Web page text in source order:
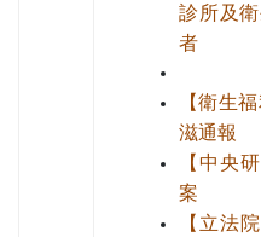
診所及
者
【衛生
滋通報
【中央
案
【立法